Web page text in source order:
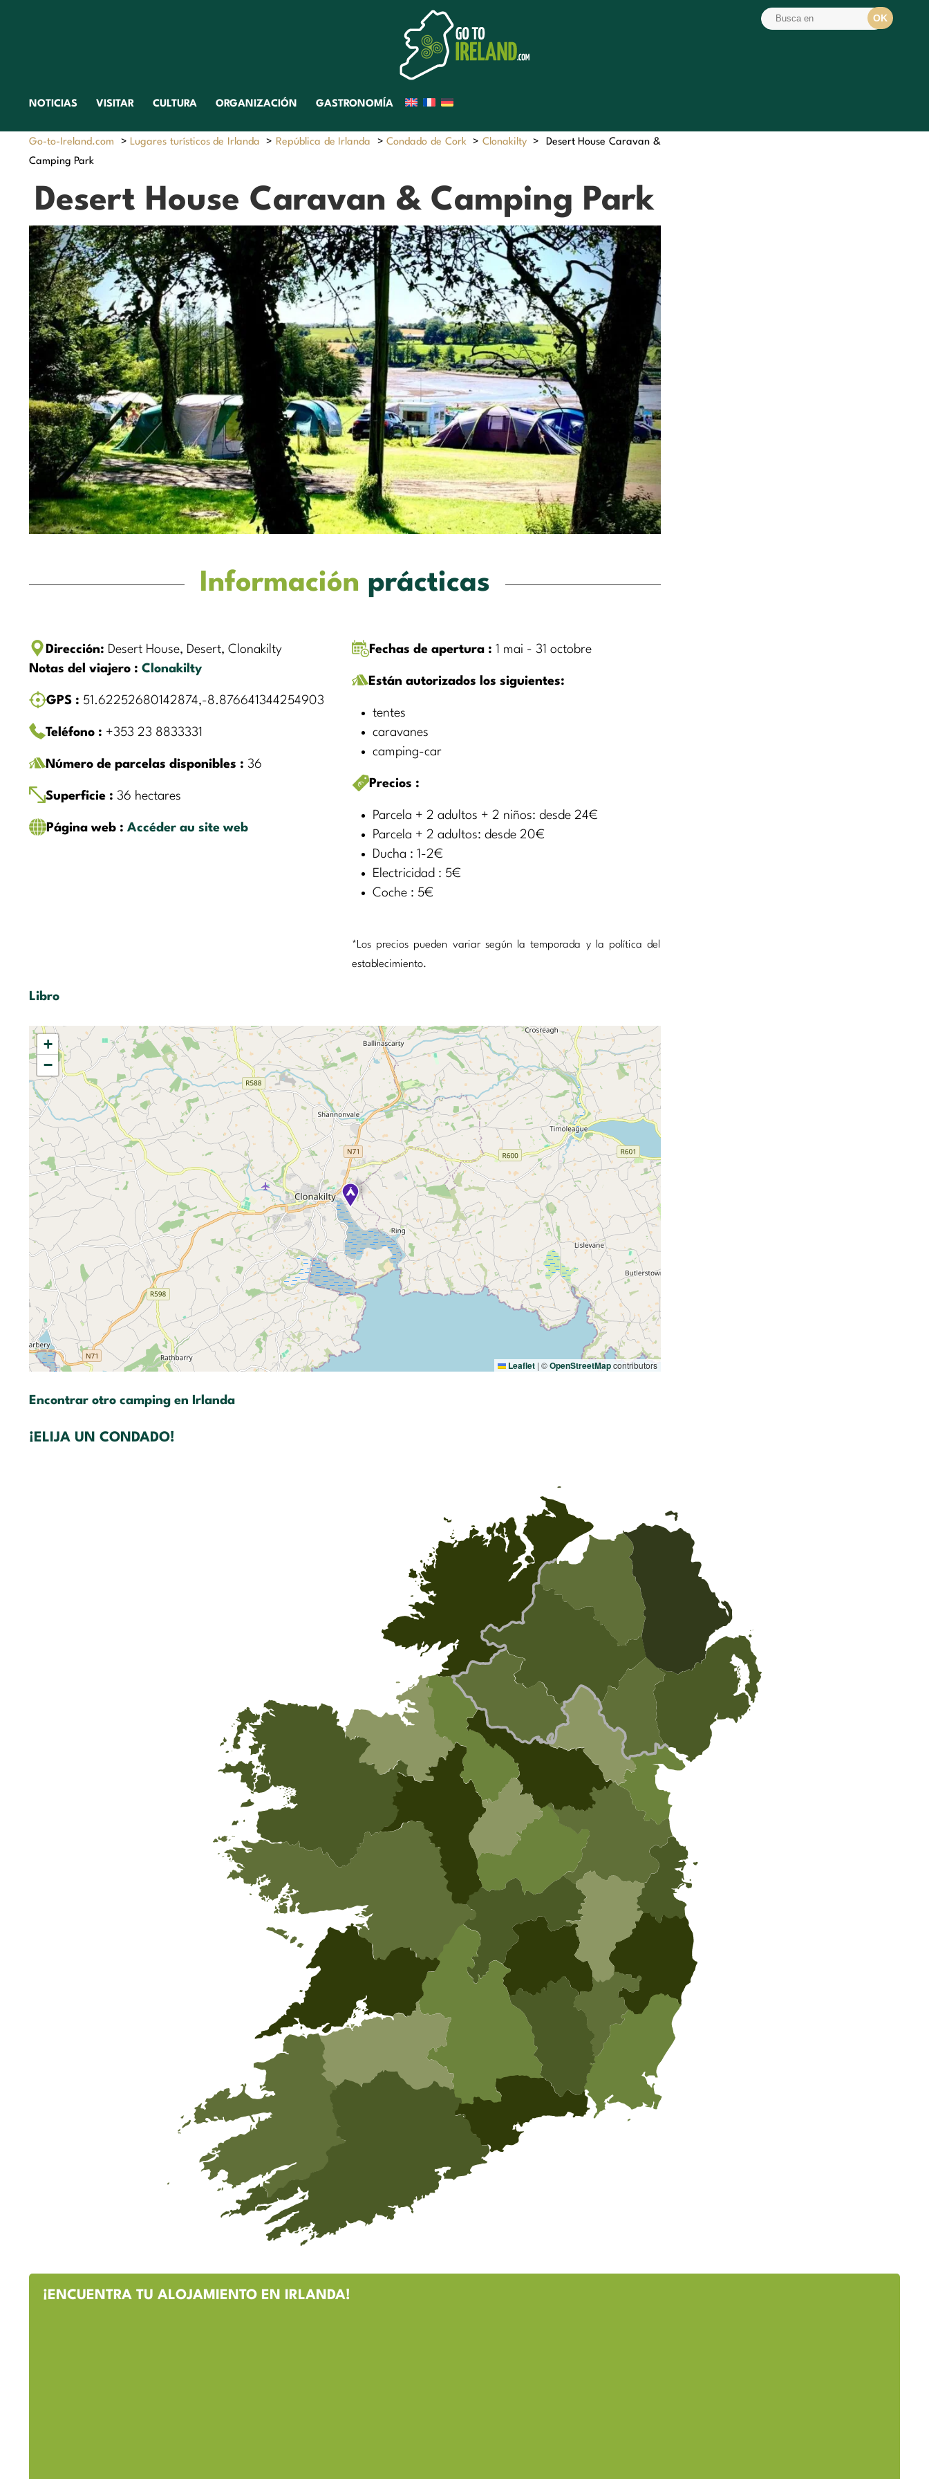
NOTICIAS VISITAR CULTURA ORGANIZACIÓN GASTRONOMÍA
Go-to-Ireland.com > Lugares turísticos de Irlanda > República de Irlanda >Condado de Cork > Clonakilty >
Desert House Caravan &
Camping Park
Desert House Caravan & Camping Park
Información prácticas
Dirección: Desert House, Desert, Clonakilty
Notas del viajero : Clonakilty
GPS : 51.62252680142874,-8.876641344254903
Teléfono : +353 23 8833331
Número de parcelas disponibles : 36
Superficie : 36 hectares
Página web : Accéder au site web
Fechas de apertura : 1 mai - 31 octobre
Están autorizados los siguientes:
tentes
caravanes
camping-car
Precios :
Parcela + 2 adultos + 2 niños: desde 24€
Parcela + 2 adultos: desde 20€
Ducha : 1-2€
Electricidad : 5€
Coche : 5€
*Los precios pueden variar según la temporada y la política del
establecimiento.
Libro
+
−
Leaflet | ©OpenStreetMapcontributors
Encontrar otro camping en Irlanda
¡ELIJA UN CONDADO!
¡ENCUENTRA TU ALOJAMIENTO EN IRLANDA!